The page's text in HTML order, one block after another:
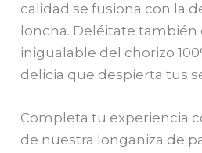
calidad se fusiona con la
loncha. Deléitate también
inigualable del chorizo
delicia que despierta tus
Completa tu experiencia
de nuestra longaniza de